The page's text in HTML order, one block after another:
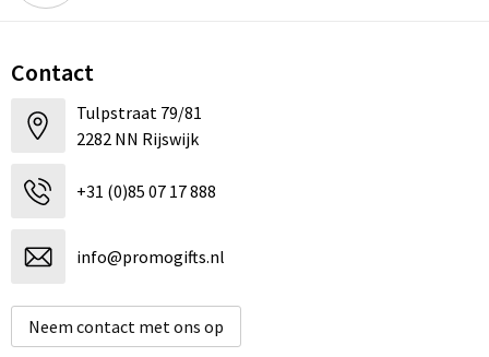
Contact
Tulpstraat 79/81
2282 NN Rijswijk
+31 (0)85 07 17 888
info@promogifts.nl
Neem contact met ons op